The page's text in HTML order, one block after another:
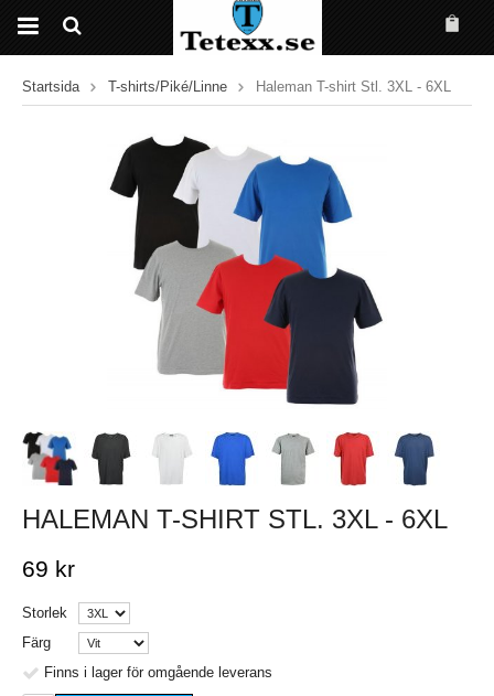
Startsida T-shirts/Piké/Linne Haleman T-shirt Stl. 3XL - 6XL
HALEMAN T-SHIRT STL. 3XL - 6XL
69 kr
Storlek
Färg
Finns i lager för omgående leverans